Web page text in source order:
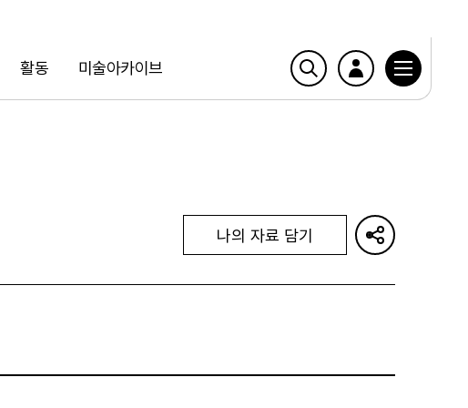
활동 미술아카이브
나의 자료 담기